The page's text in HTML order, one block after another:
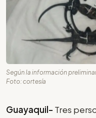
Según la información
Foto: cortesía
Guayaquil- Tres